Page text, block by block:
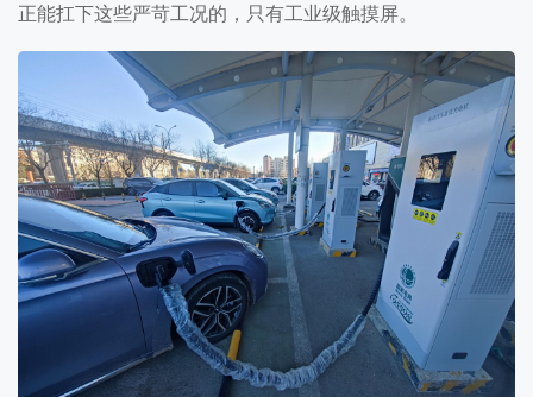
正能扛下这些严苛工况的，只有工业级触摸屏。